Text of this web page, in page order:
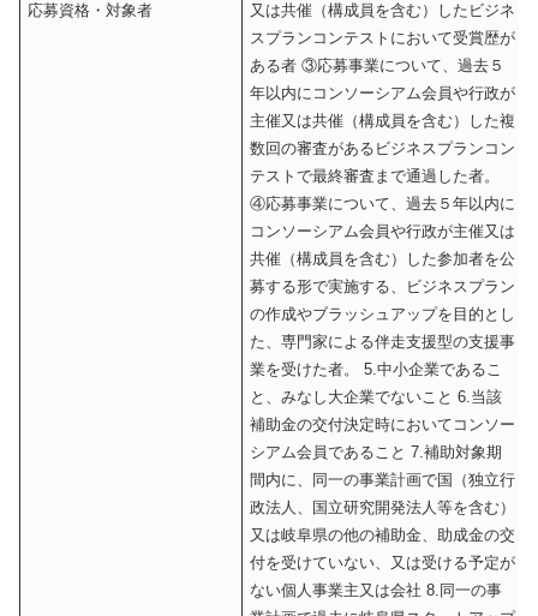
応募資格・対象者
又は共催（構成員を含む）したビジネ
スプランコンテストにおいて受賞歴が
ある者 ③応募事業について、過去５
年以内にコンソーシアム会員や行政が
主催又は共催（構成員を含む）した複
数回の審査があるビジネスプランコン
テストで最終審査まで通過した者。
④応募事業について、過去５年以内に
コンソーシアム会員や行政が主催又は
共催（構成員を含む）した参加者を公
募する形で実施する、ビジネスプラン
の作成やブラッシュアップを目的とし
た、専門家による伴走支援型の支援事
業を受けた者。 5.中小企業であるこ
と、みなし大企業でないこと 6.当該
補助金の交付決定時においてコンソー
シアム会員であること 7.補助対象期
間内に、同一の事業計画で国（独立行
政法人、国立研究開発法人等を含む）
又は岐阜県の他の補助金、助成金の交
付を受けていない、又は受ける予定が
ない個人事業主又は会社 8.同一の事